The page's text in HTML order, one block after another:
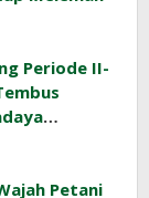
Periode II-
Petani